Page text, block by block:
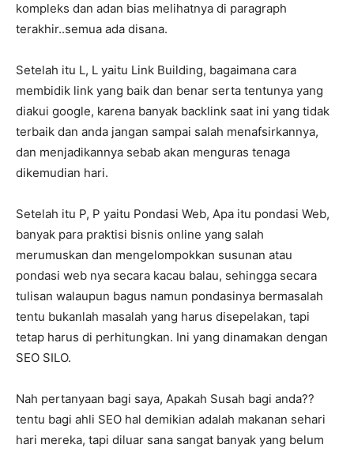
kompleks dan adan bias melihatnya di paragraph
terakhir..semua ada disana.
Setelah itu L, L yaitu Link Building, bagaimana cara
membidik link yang baik dan benar serta tentunya yang
diakui google, karena banyak backlink saat ini yang tidak
terbaik dan anda jangan sampai salah menafsirkannya,
dan menjadikannya sebab akan menguras tenaga
dikemudian hari.
Setelah itu P, P yaitu Pondasi Web, Apa itu pondasi Web,
banyak para praktisi bisnis online yang salah
merumuskan dan mengelompokkan susunan atau
pondasi web nya secara kacau balau, sehingga secara
tulisan walaupun bagus namun pondasinya bermasalah
tentu bukanlah masalah yang harus disepelakan, tapi
tetap harus di perhitungkan. Ini yang dinamakan dengan
SEO SILO.
Nah pertanyaan bagi saya, Apakah Susah bagi anda??
tentu bagi ahli SEO hal demikian adalah makanan sehari
hari mereka, tapi diluar sana sangat banyak yang belum